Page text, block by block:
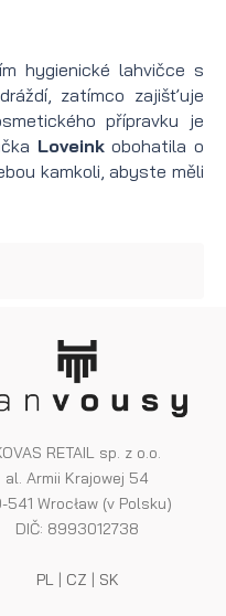
hygienické lahvičce s
zatímco zajišťuje
přípravku je
Loveinkobohatila o
kamkoli, abyste měli
RETAIL sp. z o.o.
al. Armii Krajowej 54
541 Wrocław (v Polsku)
DIČ: 8993012738
PL| CZ | SK